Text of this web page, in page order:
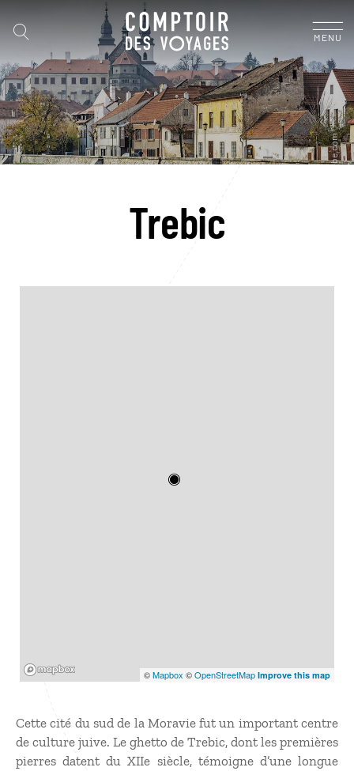
MENU
Trebic
©Mapbox ©OpenStreetMap Improve this map
Cette cité du sud de la Moravie fut un important centre
de culture juive. Le ghetto de Trebic, dont les premières
pierres datent du XIIe siècle, témoigne d’une longue